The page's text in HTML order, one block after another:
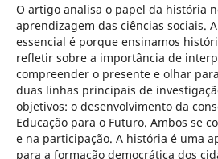
O artigo analisa o papel da história
aprendizagem das ciências sociais.
essencial é porque ensinamos
refletir sobre a importância de
compreender o presente e olhar
duas linhas principais de
objetivos: o desenvolvimento da
Educação para o Futuro. Ambos se
e na participação. A história é uma
para a formação democrática dos